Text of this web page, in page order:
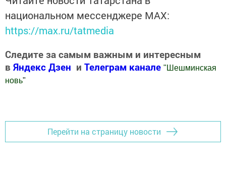
национальном мессенджере MАХ:
https://max.ru/tatmedia
Следите за самым важным и интересным
в Яндекс Дзен и Телеграм канале " Шешминская
новь"
Перейти на страницу новости